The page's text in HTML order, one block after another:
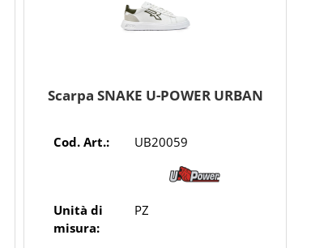
Scarpa SNAKE U-POWER URBAN
Cod. Art.: UB20059
Unità di
misura:
PZ